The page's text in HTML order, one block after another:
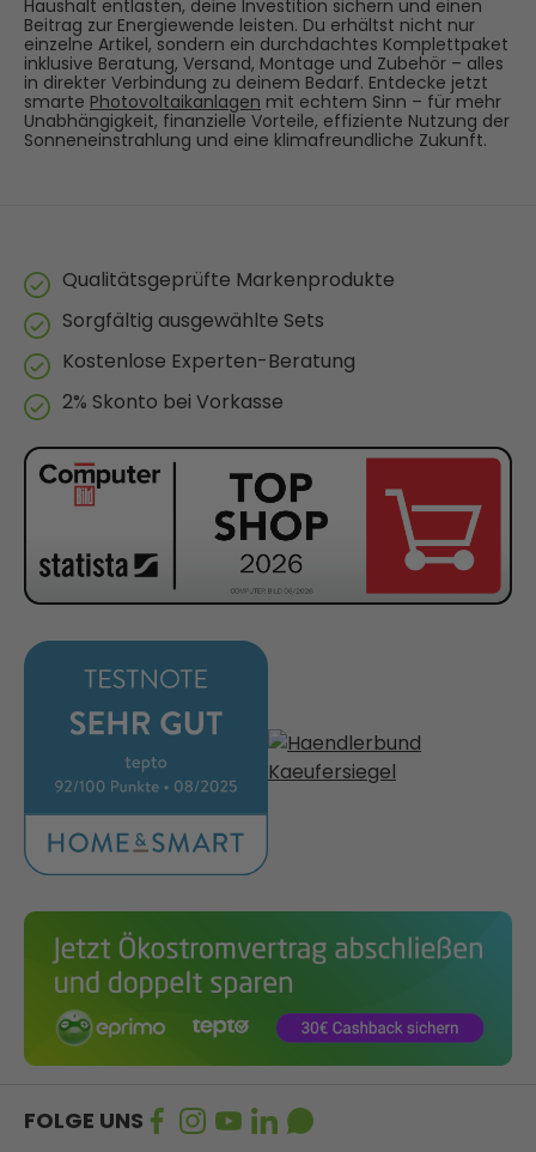
Haushalt entlasten, deine Investition sichern und einen
Beitrag zur Energiewende leisten. Du erhältst nicht nur
einzelne Artikel, sondern ein durchdachtes Komplettpaket
inklusive Beratung, Versand, Montage und Zubehör – alles
in direkter Verbindung zu deinem Bedarf. Entdecke jetzt
smarte Photovoltaikanlagen mit echtem Sinn – für mehr
Unabhängigkeit, finanzielle Vorteile, effiziente Nutzung der
Sonneneinstrahlung und eine klimafreundliche Zukunft.
Qualitätsgeprüfte Markenprodukte
Sorgfältig ausgewählte Sets
Kostenlose Experten-Beratung
2% Skonto bei Vorkasse
FOLGE UNS